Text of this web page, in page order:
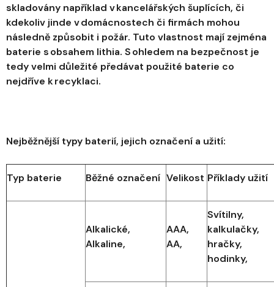
skladovány například v kancelářských šuplících, či
kdekoliv jinde v domácnostech či firmách mohou
následně způsobit i požár. Tuto vlastnost mají zejména
baterie s obsahem lithia. S ohledem na bezpečnost je
tedy velmi důležité předávat použité baterie co
nejdříve k recyklaci.
Nejběžnější typy baterií, jejich označení a užití:
Typ baterie Běžné označení Velikost Příklady užití
Alkalické,
Alkaline,
AAA,
AA,
Svítilny,
kalkulačky,
hračky,
hodinky,